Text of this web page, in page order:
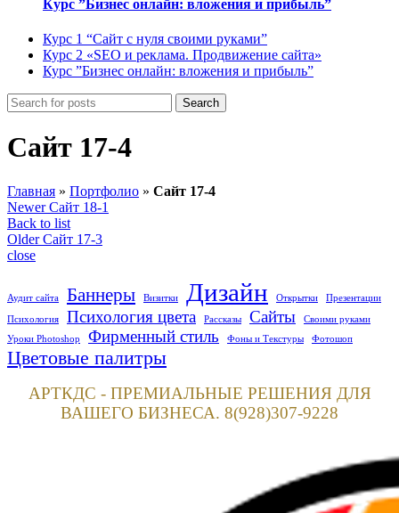
Курс ”Бизнес онлайн: вложения и прибыль”
Курс 1 “Сайт с нуля своими руками”
Курс 2 «SEO и реклама. Продвижение сайта»
Курс ”Бизнес онлайн: вложения и прибыль”
Search
Сайт 17-4
Главная » Портфолио » Сайт 17-4
Newer Сайт 18-1
Back to list
Older Сайт 17-3
close
Аудит сайта Баннеры Визитки Дизайн Открытки Презентации
Психология Психология цвета Рассказы Сайты
Своими руками
Уроки Photoshop
Фирменный стиль Фоны и Текстуры Фотошоп
Цветовые палитры
АРТКДС - ПРЕМИАЛЬНЫЕ РЕШЕНИЯ ДЛЯ
ВАШЕГО БИЗНЕСА. 8(928)307-9228